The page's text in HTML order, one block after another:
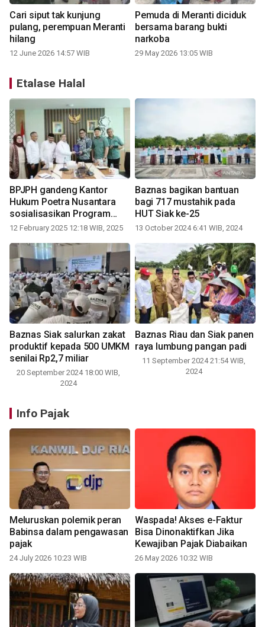
Cari siput tak kunjung
pulang, perempuan Meranti
hilang
12 June 2026 14:57 WIB
Pemuda di Meranti diciduk
bersama barang bukti
narkoba
29 May 2026 13:05 WIB
Etalase Halal
BPJPH gandeng Kantor
Hukum Poetra Nusantara
sosialisasikan Program
Sertifikasi Halal
12 February 2025 12:18 WIB, 2025
Baznas bagikan bantuan
bagi 717 mustahik pada
HUT Siak ke-25
13 October 2024 6:41 WIB, 2024
Baznas Siak salurkan zakat
produktif kepada 500 UMKM
senilai Rp2,7 miliar
20 September 2024 18:00 WIB,
2024
Baznas Riau dan Siak panen
raya lumbung pangan padi
11 September 2024 21:54 WIB,
2024
Info Pajak
Meluruskan polemik peran
Babinsa dalam pengawasan
pajak
24 July 2026 10:23 WIB
Waspada! Akses e-Faktur
Bisa Dinonaktifkan Jika
Kewajiban Pajak Diabaikan
26 May 2026 10:32 WIB